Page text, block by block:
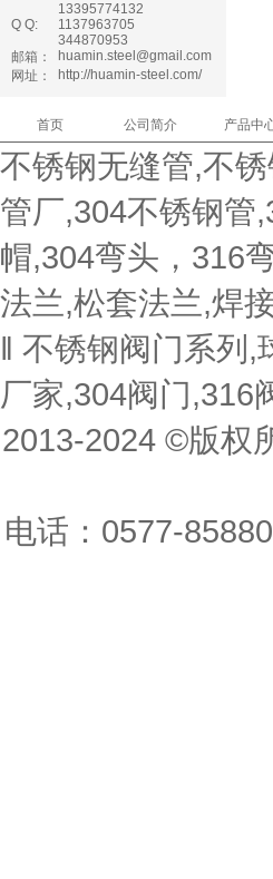
13395774132
Q Q:
1137963705
344870953
邮箱：
huamin.steel@gmail.com
网址：
http://huamin-steel.com/
首页 公司简介 产品中
不锈钢无缝管,不
管厂,304不锈钢管
帽,304弯头，316
法兰,松套法兰,焊
‖ 不锈钢阀门系列
厂家,304阀门,316
2013-2024 ©版权
电话：0577-